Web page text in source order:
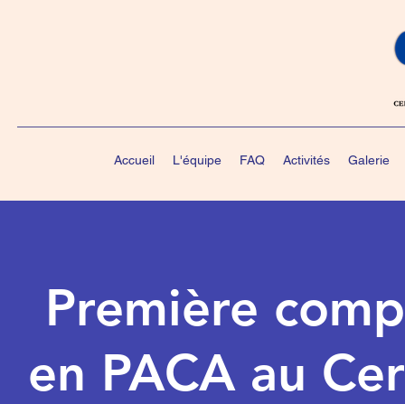
Accueil L'équipe FAQ Activités Galerie
Première
en PACA au